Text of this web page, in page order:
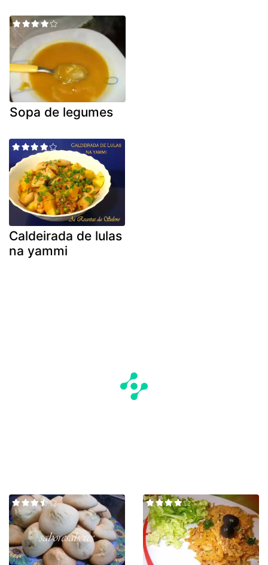
Sopa de legumes
Caldeirada de lulas
na yammi